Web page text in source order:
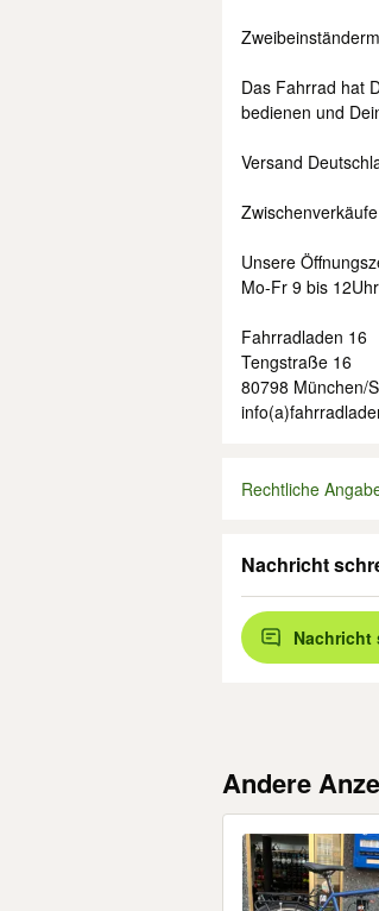
Das Fahrrad hat
bedienen und
Versand
Unsere
Mo-Fr 9 bis
Fahrradladen 16
Tengstraße 16
80798 München/
Rechtliche
Nachricht
Nachricht
Andere